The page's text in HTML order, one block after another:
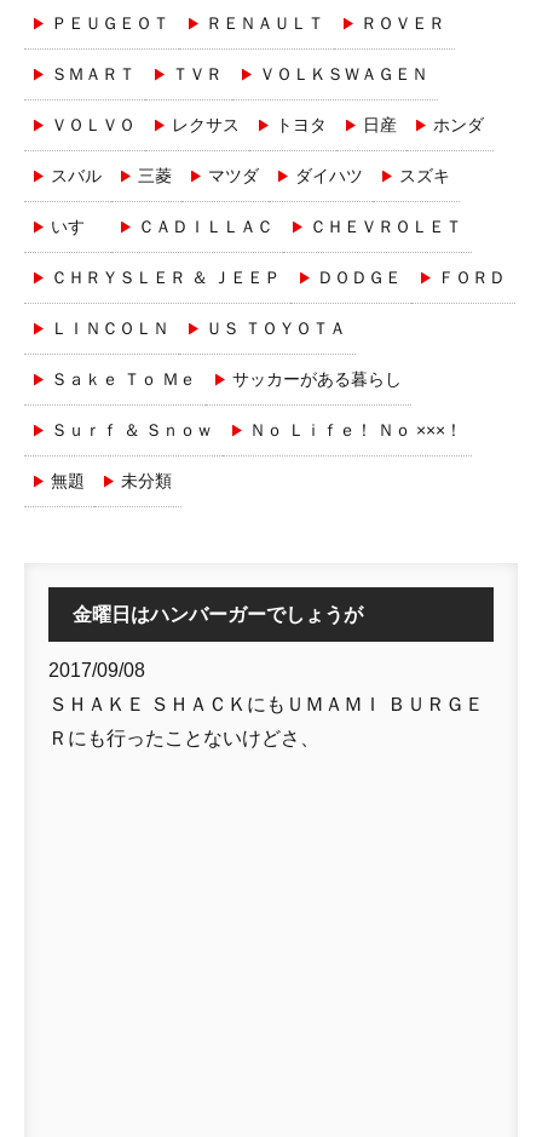
ＰＥＵＧＥＯＴ ＲＥＮＡＵＬＴ ＲＯＶＥＲ
ＳＭＡＲＴ ＴＶＲ ＶＯＬＫＳＷＡＧＥＮ
ＶＯＬＶＯ レクサス トヨタ 日産 ホンダ
スバル 三菱 マツダ ダイハツ スズキ
いすゞ ＣＡＤＩＬＬＡＣ ＣＨＥＶＲＯＬＥＴ
ＣＨＲＹＳＬＥＲ ＆ ＪＥＥＰ ＤＯＤＧＥ ＦＯＲＤ
ＬＩＮＣＯＬＮ ＵＳ ＴＯＹＯＴＡ
Ｓａｋｅ Ｔｏ Ｍｅ サッカーがある暮らし
Ｓｕｒｆ ＆ Ｓｎｏｗ Ｎｏ Ｌｉｆｅ！ Ｎｏ ×××！
無題 未分類
金曜日はハンバーガーでしょうが
2017/09/08
ＳＨＡＫＥ ＳＨＡＣＫにもＵＭＡＭＩ ＢＵＲＧＥ
Ｒにも行ったことないけどさ、